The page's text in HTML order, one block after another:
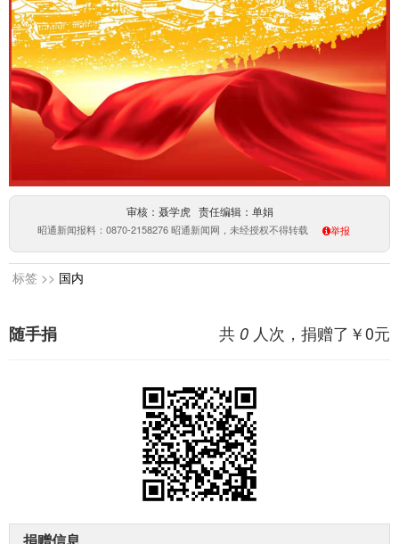
审核：聂学虎 责任编辑：单娟
昭通新闻报料：0870-2158276 昭通新闻网，未经授权不得转载 举报
标签 >> 国内
共 0 人次，捐赠了￥0元
随手捐